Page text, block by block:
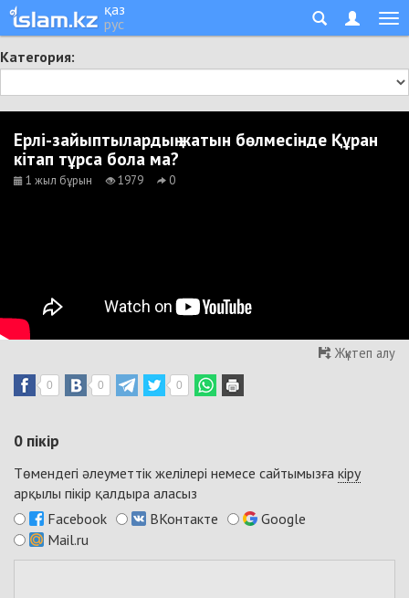
қаз
рус
Категория:
Ерлі-зайыптылардың жатын бөлмесінде Құран
кітап тұрса бола ма?
1 жыл бұрын 1979 0
Жүктеп алу
0 0 0
0 пікір
Төмендегі әлеуметтік желілері немесе сайтымызға кіру
арқылы пікір қалдыра аласыз
Facebook
ВКонтакте
Google
Mail.ru